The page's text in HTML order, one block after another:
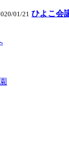
01/21 ひよこ会